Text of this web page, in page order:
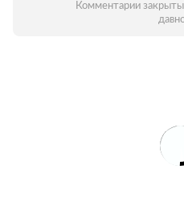
Комментарии